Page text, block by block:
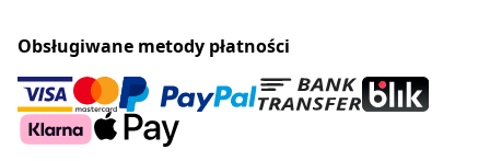
Obsługiwane metody płatności